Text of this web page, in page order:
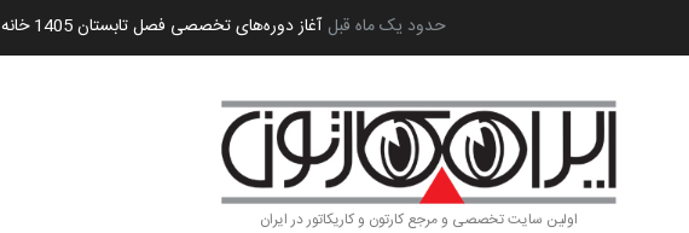
گزارش تصویری آیین اختتامیه و اهدای جوایز به یاد اردوغان باشول (۱۹۳۶–۲۰۲۶) بین‌المل… 2 ماه قبل
اولین سایت تخصصی و مرجع کارتون و کاریکاتور در ایران